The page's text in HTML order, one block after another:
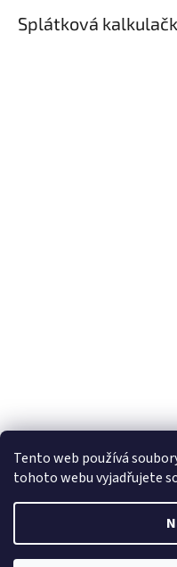
Tento web používá
tohoto webu vyjadřujete
Splátková